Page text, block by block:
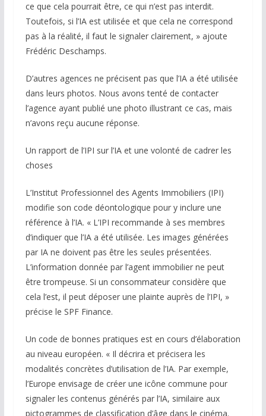
ce que cela pourrait être, ce qui n’est pas interdit.
Toutefois, si l’IA est utilisée et que cela ne correspond
pas à la réalité, il faut le signaler clairement, » ajoute
Frédéric Deschamps.
D’autres agences ne précisent pas que l’IA a été utilisée
dans leurs photos. Nous avons tenté de contacter
l’agence ayant publié une photo illustrant ce cas, mais
n’avons reçu aucune réponse.
Un rapport de l’IPI sur l’IA et une volonté de cadrer les
choses
L’Institut Professionnel des Agents Immobiliers (IPI)
modifie son code déontologique pour y inclure une
référence à l’IA. « L’IPI recommande à ses membres
d’indiquer que l’IA a été utilisée. Les images générées
par IA ne doivent pas être les seules présentées.
L’information donnée par l’agent immobilier ne peut
être trompeuse. Si un consommateur considère que
cela l’est, il peut déposer une plainte auprès de l’IPI, »
précise le SPF Finance.
Un code de bonnes pratiques est en cours d’élaboration
au niveau européen. « Il décrira et précisera les
modalités concrètes d’utilisation de l’IA. Par exemple,
l’Europe envisage de créer une icône commune pour
signaler les contenus générés par l’IA, similaire aux
pictogrammes de classification d’âge dans le cinéma.